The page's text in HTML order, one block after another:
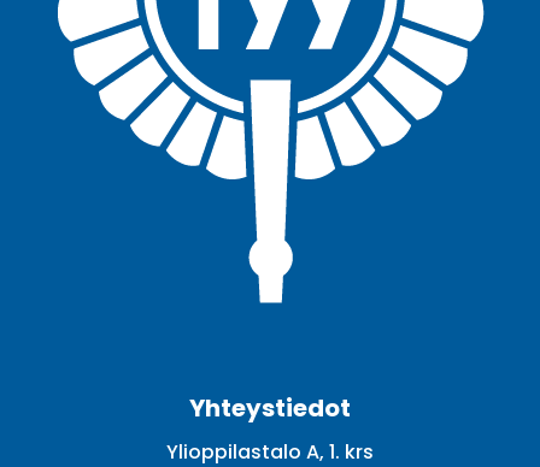
Yhteystiedot
Ylioppilastalo A, 1. krs